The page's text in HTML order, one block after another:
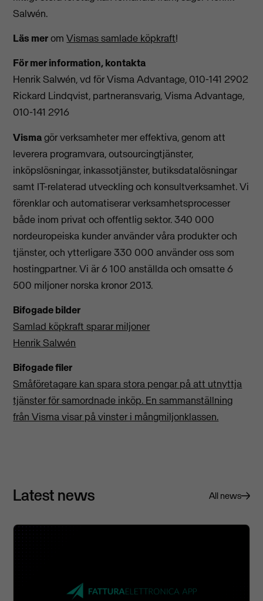
Salwén.
Läs meromVismas samlade köpkraft!
För mer information, kontakta
Henrik Salwén, vd för Visma Advantage, 010-141 2902
Rickard Lindqvist, partneransvarig, Visma Advantage,
010-141 2916
Vismagör verksamheter mer effektiva, genom att
leverera programvara, outsourcingtjänster,
inköpslösningar, inkassotjänster, butiksdatalösningar
samt IT-relaterad utveckling och konsultverksamhet. Vi
förenklar och automatiserar verksamhetsprocesser
både inom privat och offentlig sektor. 340 000
nordeuropeiska kunder använder våra produkter och
tjänster, och ytterligare 330 000 använder oss som
hostingpartner. Vi är 6 100 anställda och omsatte 6
500 miljoner norska kronor 2013.
Bifogade bilder
Samlad köpkraft sparar miljoner
Henrik Salwén
Bifogade filer
Småföretagare kan spara stora pengar på att utnyttja
tjänster för samordnade inköp. En sammanställning
från Visma visar på vinster i mångmiljonklassen.
Latest news All news